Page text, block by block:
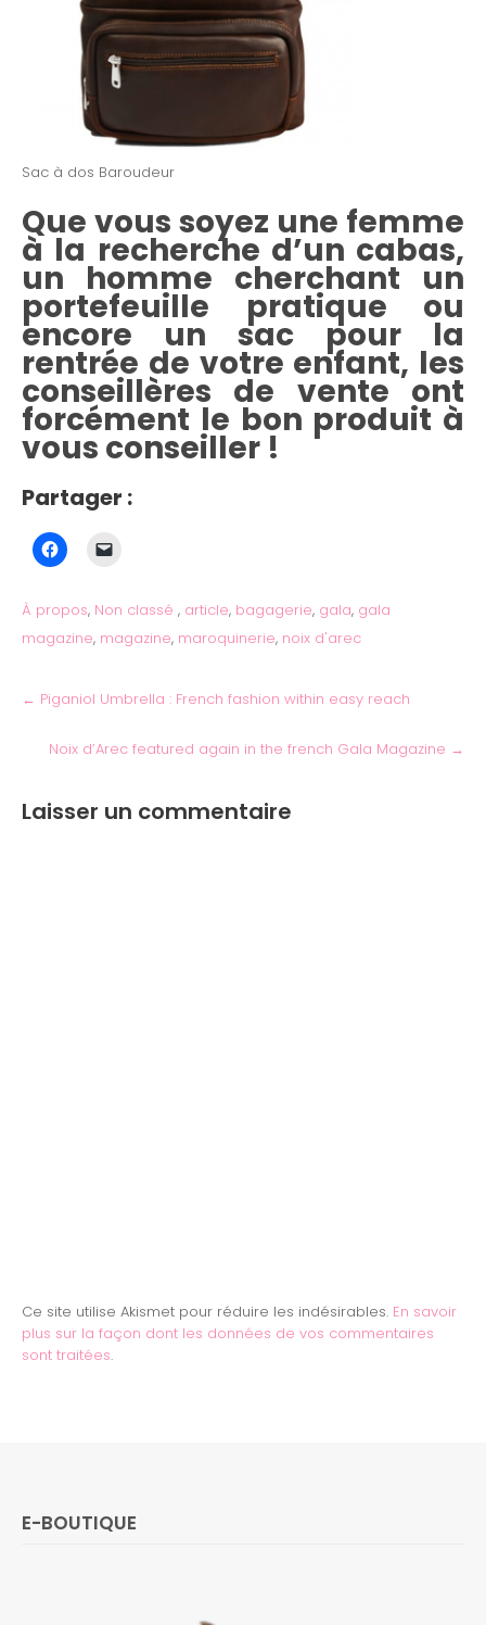
Sac à dos Baroudeur
Que vous soyez une femme
à la recherche d’un cabas,
un homme cherchant un
portefeuille pratique ou
encore un sac pour la
rentrée de votre enfant, les
conseillères de vente ont
forcément le bon produit à
vous conseiller !
Partager :
À propos, Non classé , article, bagagerie, gala, gala
magazine, magazine, maroquinerie, noix d'arec
← Piganiol Umbrella : French fashion within easy reach
Noix d’Arec featured again in the french Gala Magazine →
Laisser un commentaire
Ce site utilise Akismet pour réduire les indésirables. En savoir
plus sur la façon dont les données de vos commentaires
sont traitées.
E-BOUTIQUE